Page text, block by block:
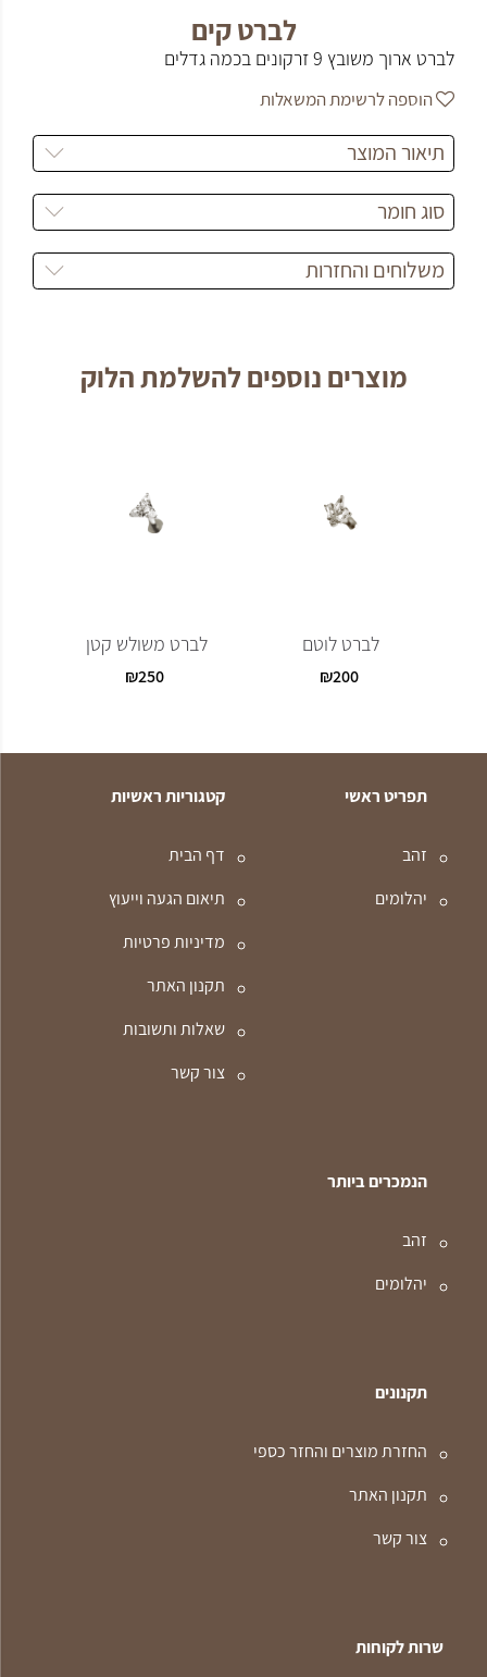
לברט קים
לברט ארוך משובץ 9 זרקונים בכמה גדלים
הוספה לרשימת המשאלות
תיאור המוצר
סוג חומר
משלוחים והחזרות
מוצרים נוספים להשלמת הלוק
לברט לוטם
200
₪
לברט משולש קטן
250
₪
תפריט ראשי
זהב
יהלומים
קטגוריות ראשיות
דף הבית
תיאום הגעה וייעוץ
מדיניות פרטיות
תקנון האתר
שאלות ותשובות
צור קשר
הנמכרים ביותר
זהב
יהלומים
תקנונים
החזרת מוצרים והחזר כספי
תקנון האתר
צור קשר
שרות לקוחות